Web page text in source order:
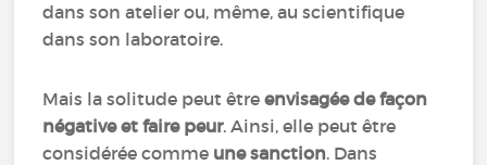
dans son atelier ou, même, au scientifique
dans son laboratoire.
Mais la solitude peut êtreenvisagée de façon
négative et faire peur. Ainsi, elle peut être
considérée comme une sanction. Dans